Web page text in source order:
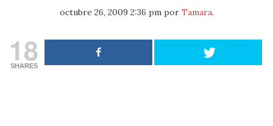
octubre 26, 2009 2:36 pmpor Tamara.
18
SHARES